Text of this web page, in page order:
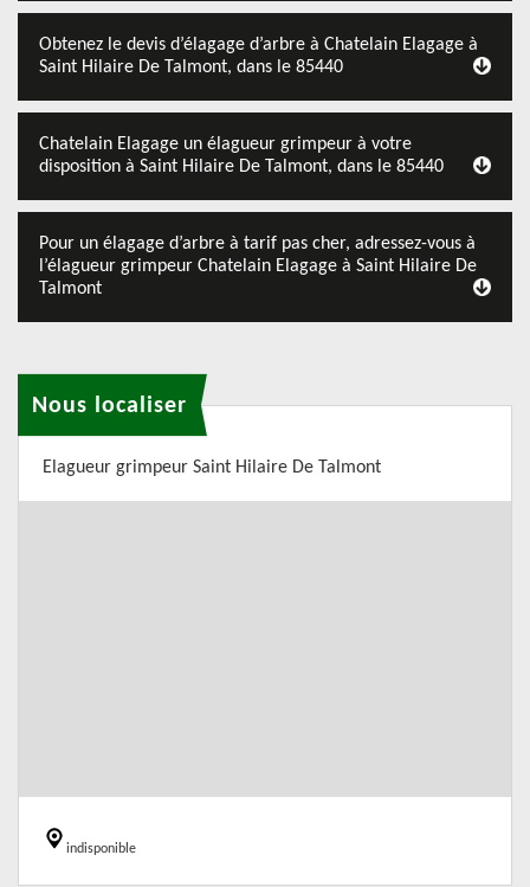
Obtenez le devis d’élagage d’arbre à Chatelain Elagage à
Saint Hilaire De Talmont, dans le 85440
Chatelain Elagage un élagueur grimpeur à votre
disposition à Saint Hilaire De Talmont, dans le 85440
Pour un élagage d’arbre à tarif pas cher, adressez-vous à
l’élagueur grimpeur Chatelain Elagage à Saint Hilaire De
Talmont
Nous localiser
Elagueur grimpeur Saint Hilaire De Talmont
indisponible